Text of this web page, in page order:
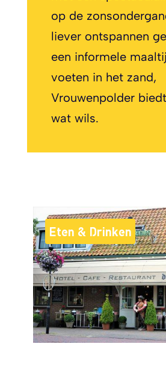
op de
liever ontspannen
een informele
voeten in het zand,
Vrouwenpolder
wat wils.
Eten & Drinken